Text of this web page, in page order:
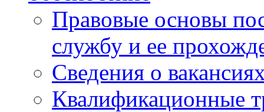
Правовые основы
службу и ее
Сведения о
Квалификационные